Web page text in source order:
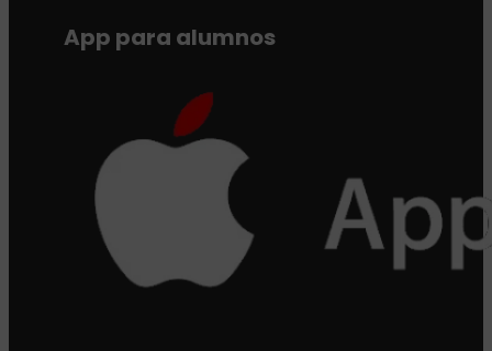
App para alumnos